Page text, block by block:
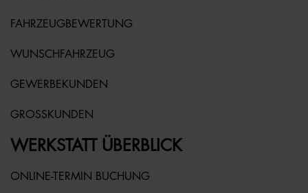
FAHRZEUGBEWERTUNG
WUNSCHFAHRZEUG
GEWERBEKUNDEN
GROSSKUNDEN
WERKSTATT ÜBERBLICK
ONLINE-TERMIN BUCHUNG